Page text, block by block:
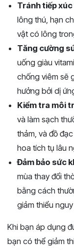
Tránh tiếp
lông thú, hạn
vật có lông
Tăng cường
uống giàu
chống viêm sẽ
hưởng bởi dị
Kiểm tra môi
và làm sạch
thảm, và đồ
hoa tích tụ lâu
Đảm bảo sức
mùa thay đổi
bằng cách
giảm thiểu
Khi bạn áp dụng
bạn có thể giảm